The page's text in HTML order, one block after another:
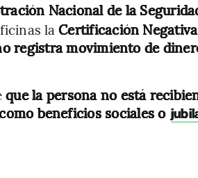
Nacional de la
laCertificación Negativa
registra movimiento de
que la persona no está
beneficios sociales o